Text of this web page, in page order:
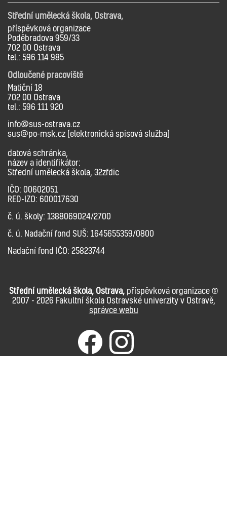
Střední umělecká škola, Ostrava,
příspěvková organizace
Poděbradova 959/33
702 00 Ostrava
tel.: 596 114 985
Odloučené pracoviště
Matiční 18
702 00 Ostrava
tel.: 596 111 920
info@sus-ostrava.cz
sus@po-msk.cz (elektronická spisová služba)
datová schránka,
název a identifikátor:
Střední umělecká škola, 32zfdic
IČO: 00602051
RED-IZO: 600017630
č. ú. školy: 1388069024/2700
č. ú. Nadační fond SUŠ: 1645655359/0800
Nadační fond IČO: 25823744
Střední umělecká škola, Ostrava, příspěvková organizace ©
2007 - 2026 Fakultní škola Ostravské univerzity v Ostravě,
správce webu